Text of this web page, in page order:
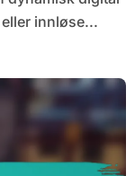
innløse...